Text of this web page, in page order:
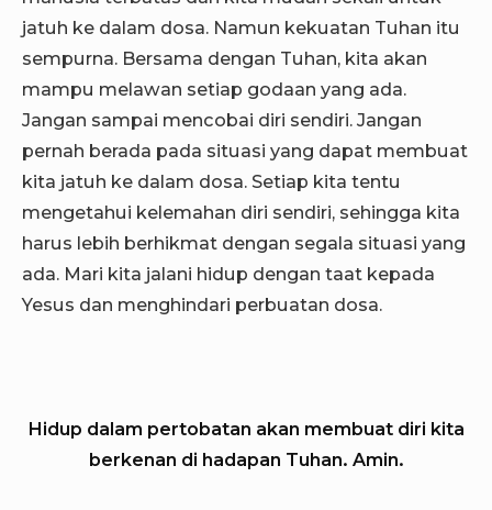
jatuh ke dalam dosa. Namun kekuatan Tuhan itu
sempurna. Bersama dengan Tuhan, kita akan
mampu melawan setiap godaan yang ada.
Jangan sampai mencobai diri sendiri. Jangan
pernah berada pada situasi yang dapat membuat
kita jatuh ke dalam dosa. Setiap kita tentu
mengetahui kelemahan diri sendiri, sehingga kita
harus lebih berhikmat dengan segala situasi yang
ada. Mari kita jalani hidup dengan taat kepada
Yesus dan menghindari perbuatan dosa.
Hidup dalam pertobatan akan membuat diri kita
berkenan di hadapan Tuhan. Amin.